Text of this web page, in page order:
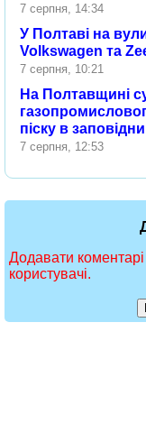
7 серпня, 14:34
У Полтаві на
Volkswagen та
7 серпня, 10:21
На Полтавщині
піску в
7 серпня, 12:53
Додавати
користувачі.